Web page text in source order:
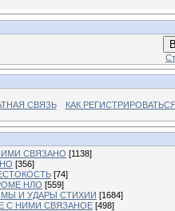
СВЯЗЬ КАК
СВЯЗАНО [1138]
[356]
[74]
НЛО [559]
И УДАРЫ СТИХИИ [1684]
С НИМИ СВЯЗАНОЕ [498]